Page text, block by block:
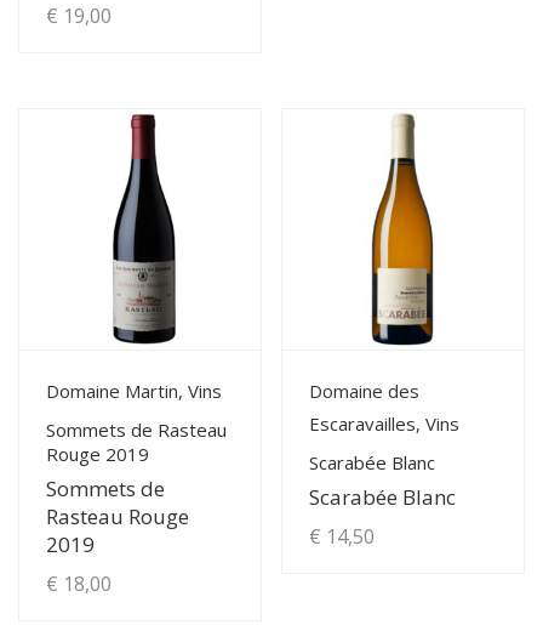
€ 19,00
View Details
Domaine Martin, Vins
Sommets de Rasteau
Rouge 2019
Sommets de
Rasteau Rouge
2019
€ 18,00
View Details
Domaine des
Escaravailles, Vins
Scarabée Blanc
Scarabée Blanc
€ 14,50